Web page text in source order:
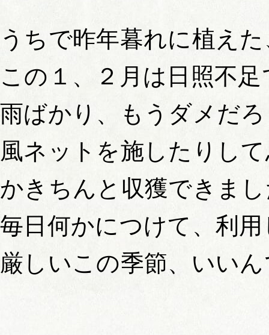
うちで昨年暮れに植え
この１、２月は日照不
雨ばかり、もうダメだ
風ネットを施したりし
かきちんと収獲できま
毎日何かにつけて、利
厳しいこの季節、いい